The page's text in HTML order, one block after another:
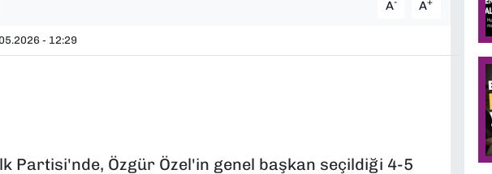
A- A+
- 12:29
Partisi'nde, Özgür Özel'in genel başkan seçildiği 4-5